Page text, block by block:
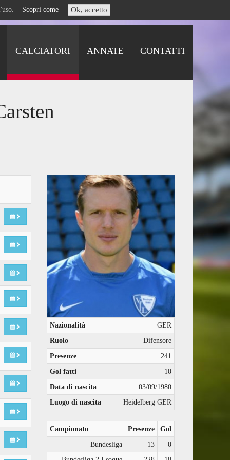
l'uso. Scopri come Ok, accetto
CALCIATORI ANNATE CONTATTI
Nazionalità
GER
Ruolo
Difensore
Presenze
241
Gol fatti
10
Data di nascita
03/09/1980
Luogo di nascita
Heidelberg GER
Campionato Presenze
Gol
Bundesliga
13
0